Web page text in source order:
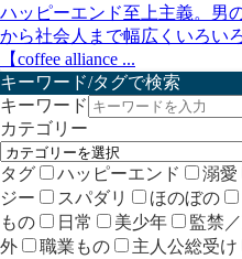
ハッピーエンド至上主義。男
から社会人まで幅広くいろい
【coffee alliance ...
キーワード/タグで検索
キーワード
カテゴリー
タグ ハッピーエンド 溺愛
ジー
スパダリ ほのぼの
もの
日常 美少年 監禁
外
職業もの 主人公総受け